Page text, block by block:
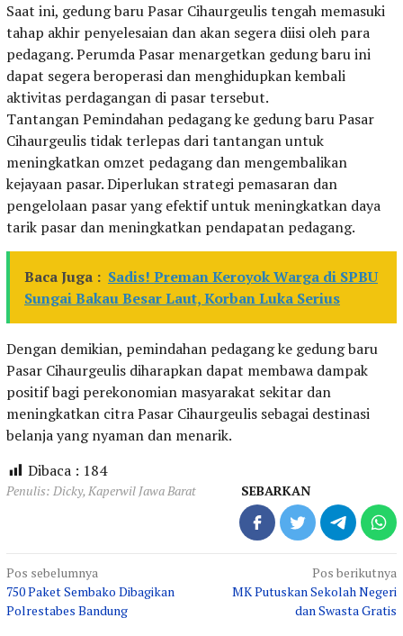
Saat ini, gedung baru Pasar Cihaurgeulis tengah memasuki
tahap akhir penyelesaian dan akan segera diisi oleh para
pedagang. Perumda Pasar menargetkan gedung baru ini
dapat segera beroperasi dan menghidupkan kembali
aktivitas perdagangan di pasar tersebut.
Tantangan Pemindahan pedagang ke gedung baru Pasar
Cihaurgeulis tidak terlepas dari tantangan untuk
meningkatkan omzet pedagang dan mengembalikan
kejayaan pasar. Diperlukan strategi pemasaran dan
pengelolaan pasar yang efektif untuk meningkatkan daya
tarik pasar dan meningkatkan pendapatan pedagang.
Baca Juga : Sadis! Preman Keroyok Warga di SPBU
Sungai Bakau Besar Laut, Korban Luka Serius
Dengan demikian, pemindahan pedagang ke gedung baru
Pasar Cihaurgeulis diharapkan dapat membawa dampak
positif bagi perekonomian masyarakat sekitar dan
meningkatkan citra Pasar Cihaurgeulis sebagai destinasi
belanja yang nyaman dan menarik.
Dibaca : 184
Penulis: Dicky, Kaperwil Jawa Barat SEBARKAN
Navigasi
pos
Pos sebelumnya
750 Paket Sembako Dibagikan
Polrestabes Bandung
Pos berikutnya
MK Putuskan Sekolah Negeri
dan Swasta Gratis